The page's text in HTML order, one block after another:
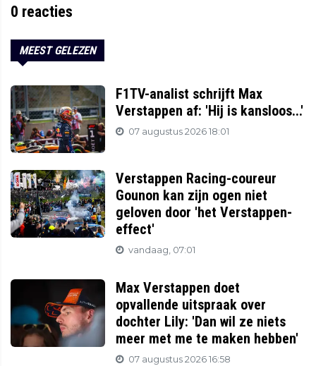
0 reacties
MEEST GELEZEN
F1TV-analist schrijft Max
Verstappen af: 'Hij is kansloos...'
07 augustus 2026 18:01
Verstappen Racing-coureur
Gounon kan zijn ogen niet
geloven door 'het Verstappen-
effect'
vandaag, 07:01
Max Verstappen doet
opvallende uitspraak over
dochter Lily: 'Dan wil ze niets
meer met me te maken hebben'
07 augustus 2026 16:58